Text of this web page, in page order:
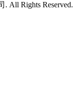
All Rights Reserved.